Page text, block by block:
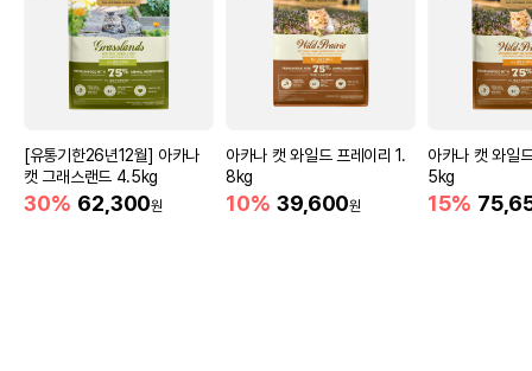
[유통기한26년12월] 아카나
캣 그래스랜드 4.5kg
30% 62,300원
아카나 캣 와일드 프레이리 1.
8kg
10% 39,600원
아카나 캣 와일
5kg
15%